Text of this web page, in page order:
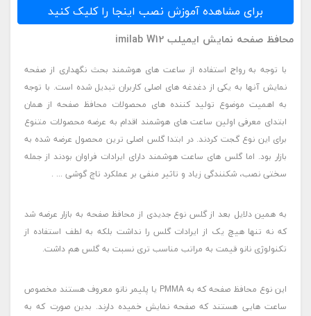
برای مشاهده آموزش نصب اینجا را کلیک کنید
محافظ صفحه نمایش ایمیلب imilab W12
با توجه به رواج استفاده از ساعت های هوشمند بحث نگهداری از صفحه
نمایش آنها به یکی از دغدغه های اصلی کاربران تبدیل شده است. با توجه
به اهمیت موضوع تولید کننده های محصولات محافظ صفحه از همان
ابتدای معرفی اولین ساعت های هوشمند اقدام به عرضه محصولات متنوع
برای این نوع گجت کردند. در ابتدا گلس اصلی ترین محصول عرضه شده به
بازار بود. اما گلس های ساعت هوشمند دارای ایرادات فراوان بودند از جمله
سختی نصب، شکنندگی زیاد و تاثیر منفی بر عملکرد تاچ گوشی ... .
به همین دلایل بعد از گلس نوع جدیدی از محافظ صفحه به بازار عرضه شد
که نه تنها هیچ یک از ایرادات گلس را نداشت بلکه به لطف استفاده از
تکنولوژی نانو قیمت به مراتب مناسب تری نسبت به گلس هم داشت.
این نوع محافظ صفحه که به PMMA یا پلیمر نانو معروف هستند مخصوص
ساعت هایی هستند که صفحه نمایش خمیده دارند. بدین صورت که به